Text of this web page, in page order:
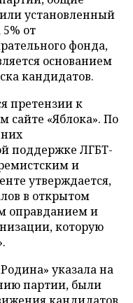
установленный
от
фонда,
основанием
кандидатов.
претензии к
«Яблока». По
поддержке ЛГБТ-
и
утверждается,
в открытом
оправданием и
которую
указала на
партии, были